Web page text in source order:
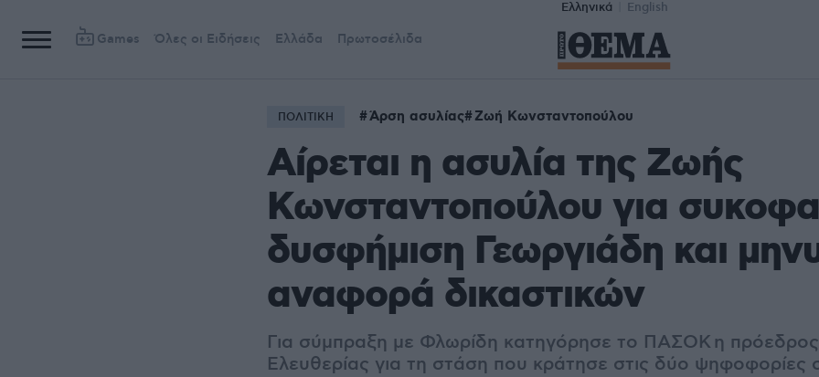
Ελληνικά English
Games Όλες οι Ειδήσεις Ελλάδα Πρωτοσέλιδα
ΠΟΛΙΤΙΚΗ Άρση ασυλίας Ζωή Κωνσταντοπούλου
Αίρεται η ασυλία της Ζωής
Κωνσταντοπούλου για
δυσφήμιση Γεωργιάδη και
αναφορά δικαστικών
Για σύμπραξη με Φλωρίδη κατηγόρησε το ΠΑΣΟΚ η
Ελευθερίας για τη στάση που κράτησε στις δύο ψηφοφορίες